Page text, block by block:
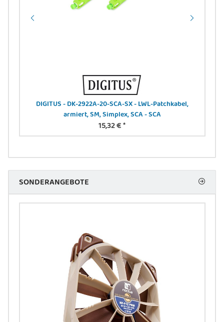
DIGITUS - DK-2922A-20-SCA-SX - LWL-Patchkabel,
armiert, SM, Simplex, SCA - SCA
15,32 €*
SONDERANGEBOTE